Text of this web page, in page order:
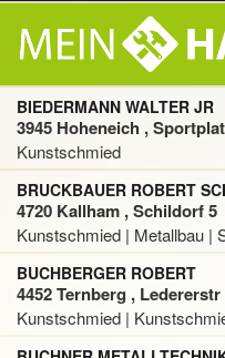
BIEDERMANN WALTER JR
3945 Hoheneich ,
Kunstschmied
BRUCKBAUER ROBERT
4720 Kallham , Schildorf 5
Kunstschmied | Metallbau |
BUCHBERGER ROBERT
4452 Ternberg , Ledererstr
Kunstschmied |